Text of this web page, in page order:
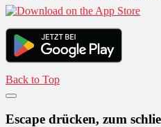
Back to Top
Escape drücken, zum